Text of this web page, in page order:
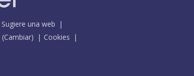
Sugiere una web
(Cambiar)
Cookies